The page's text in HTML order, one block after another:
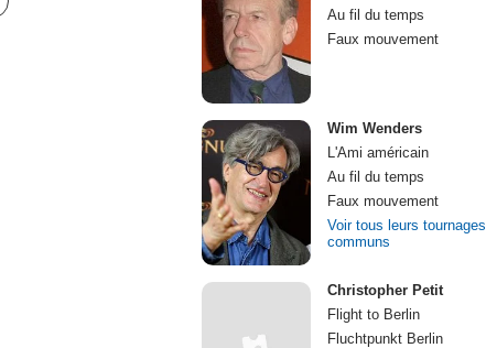
Au fil du temps
Faux mouvement
Wim Wenders
L'Ami américain
Au fil du temps
Faux mouvement
Voir tous leurs tournages
communs
Christopher Petit
Flight to Berlin
Fluchtpunkt Berlin